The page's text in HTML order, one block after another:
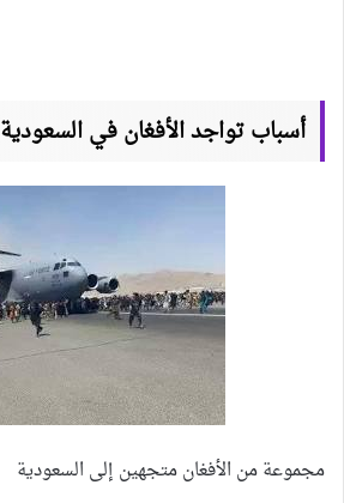
أسباب تواجد الأفغان في السعودية
مجموعة من الأفغان متجهين إلى السعودية